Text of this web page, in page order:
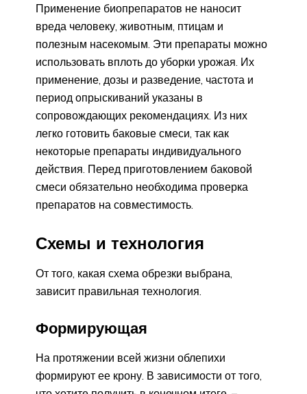
Применение биопрепаратов не наносит
вреда человеку, животным, птицам и
полезным насекомым. Эти препараты можно
использовать вплоть до уборки урожая. Их
применение, дозы и разведение, частота и
период опрыскиваний указаны в
сопровождающих рекомендациях. Из них
легко готовить баковые смеси, так как
некоторые препараты индивидуального
действия. Перед приготовлением баковой
смеси обязательно необходима проверка
препаратов на совместимость.
Схемы и технология
От того, какая схема обрезки выбрана,
зависит правильная технология.
Формирующая
На протяжении всей жизни облепихи
формируют ее крону. В зависимости от того,